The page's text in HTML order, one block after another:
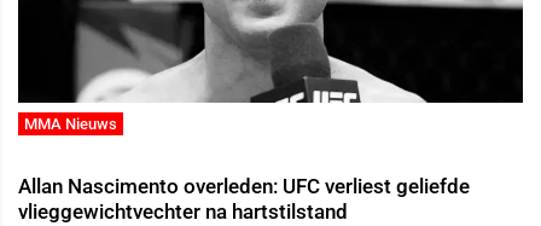
MMA Nieuws
Allan Nascimento overleden: UFC verliest geliefde
vlieggewichtvechter na hartstilstand